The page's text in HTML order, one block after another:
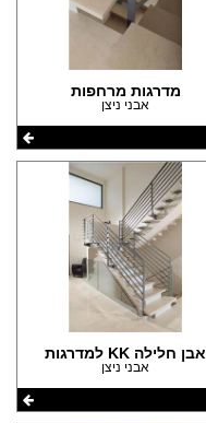
מדרגות מרחפות
אבני ניצן
אבן חלילה KK למדרגות
אבני ניצן